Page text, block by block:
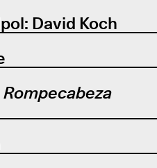
David Koch
Rompecabeza